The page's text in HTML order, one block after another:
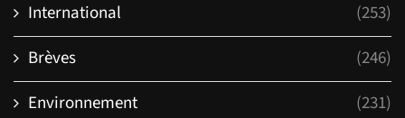
International
(253)
Brèves
(246)
Environnement
(231)